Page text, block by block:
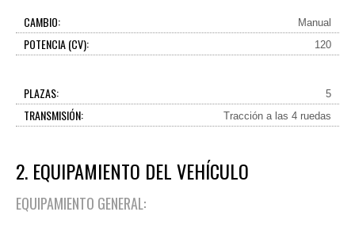
CAMBIO: Manual
POTENCIA (CV): 120
PLAZAS: 5
TRANSMISIÓN: Tracción a las 4 ruedas
2. EQUIPAMIENTO DEL VEHÍCULO
EQUIPAMIENTO GENERAL: